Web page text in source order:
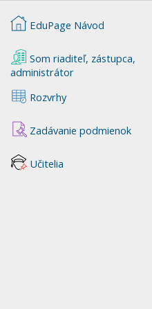
EduPage Návod
Som riaditeľ, zástupca,
administrátor
Rozvrhy
Zadávanie podmienok
Učitelia